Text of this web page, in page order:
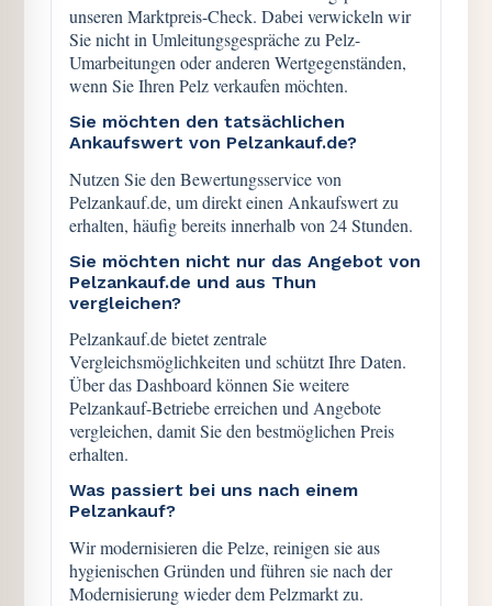
unseren Marktpreis-Check. Dabei verwickeln wir
Sie nicht in Umleitungsgespräche zu Pelz-
Umarbeitungen oder anderen Wertgegenständen,
wenn Sie Ihren Pelz verkaufen möchten.
Sie möchten den tatsächlichen
Ankaufswert von Pelzankauf.de?
Nutzen Sie den Bewertungsservice von
Pelzankauf.de, um direkt einen Ankaufswert zu
erhalten, häufig bereits innerhalb von 24 Stunden.
Sie möchten nicht nur das Angebot von
Pelzankauf.de und aus Thun
vergleichen?
Pelzankauf.de bietet zentrale
Vergleichsmöglichkeiten und schützt Ihre Daten.
Über das Dashboard können Sie weitere
Pelzankauf-Betriebe erreichen und Angebote
vergleichen, damit Sie den bestmöglichen Preis
erhalten.
Was passiert bei uns nach einem
Pelzankauf?
Wir modernisieren die Pelze, reinigen sie aus
hygienischen Gründen und führen sie nach der
Modernisierung wieder dem Pelzmarkt zu.